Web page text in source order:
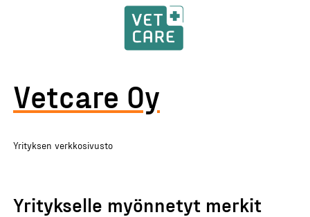
Vetcare Oy
Yrityksen verkkosivusto
Yritykselle myönnetyt merkit